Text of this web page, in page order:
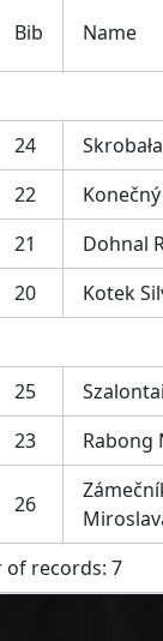
Bib Name
24
22
21 Dohnal
20 Kotek
25
23 Rabong
26
of records: 7